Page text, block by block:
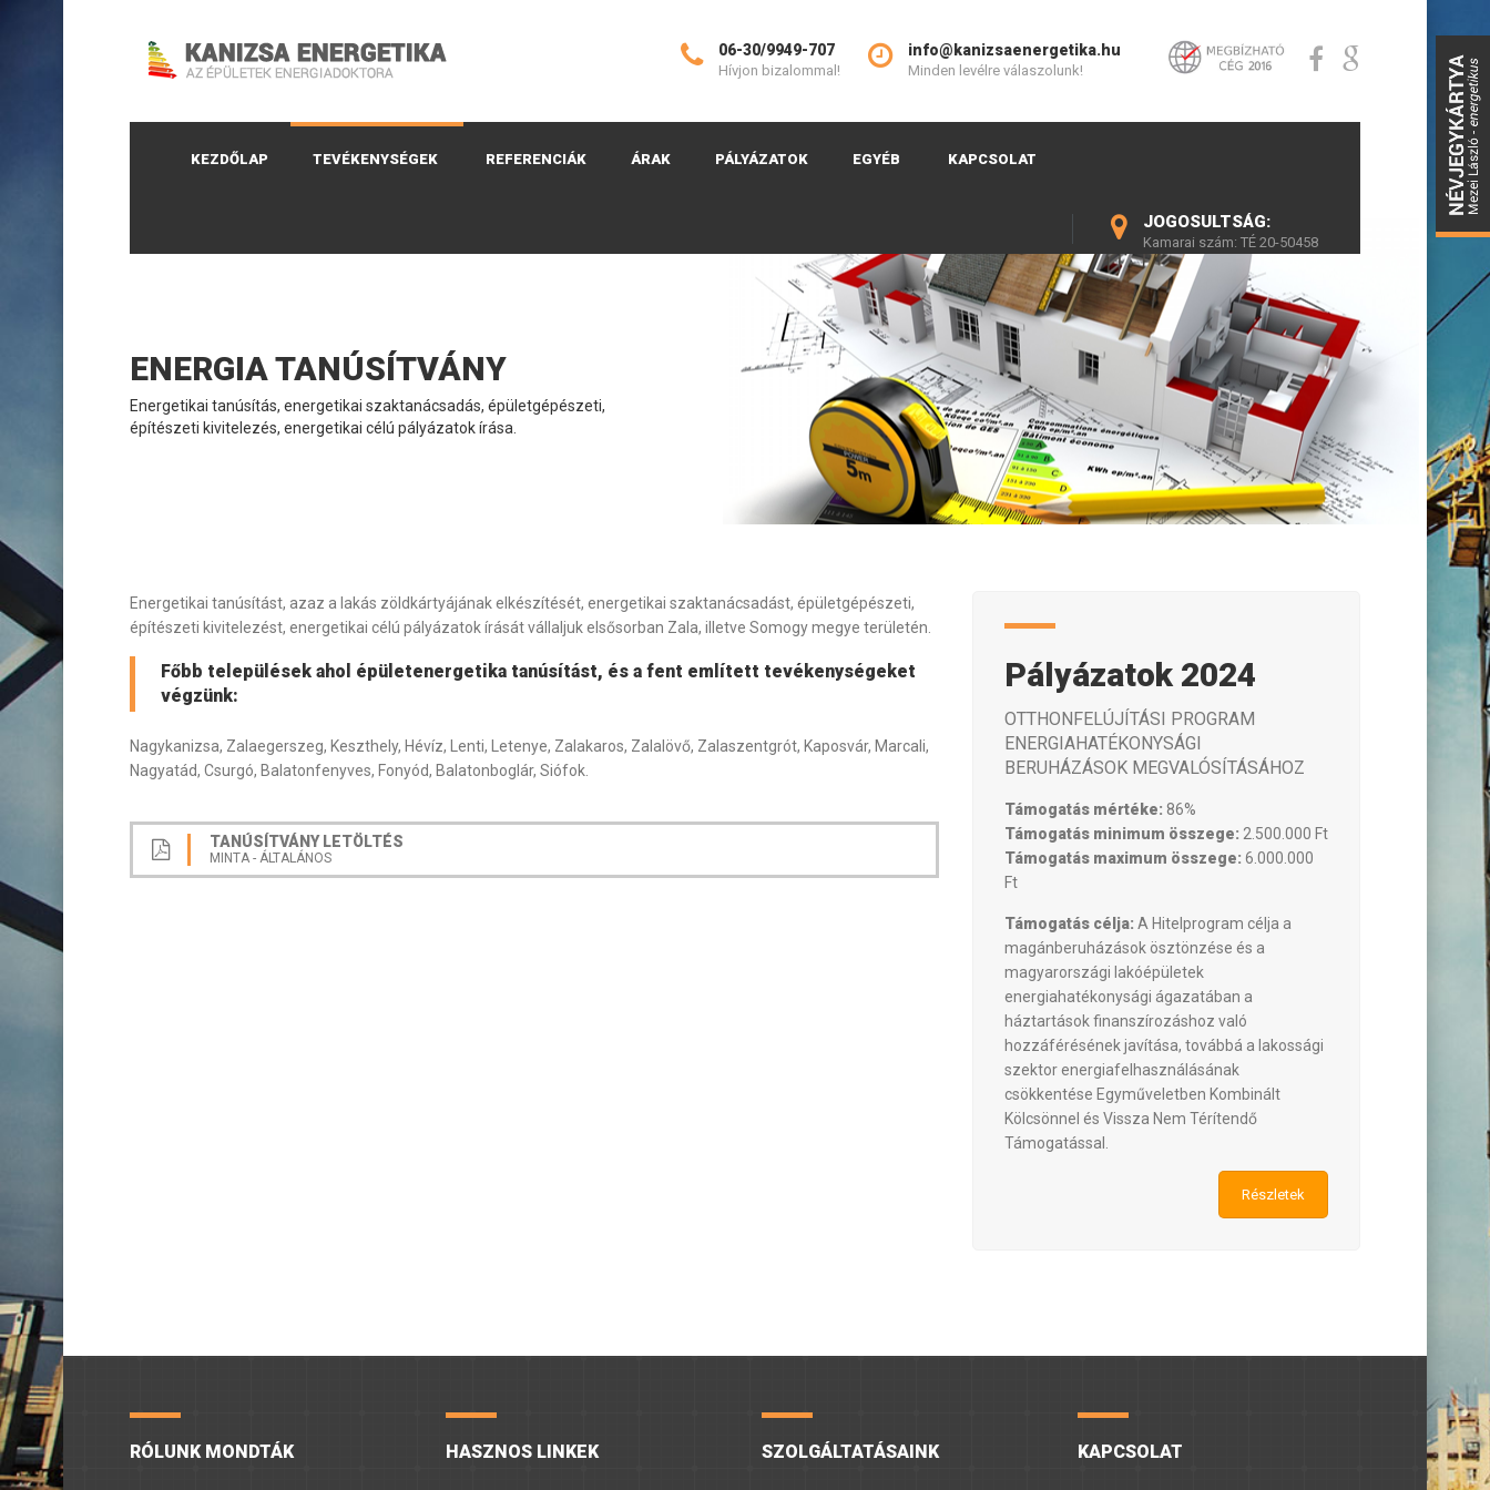
info@kanizsaenergetika.hu
Minden levélre válaszolunk!
06-30/9949-707
Hívjon bizalommal!
KEZDŐLAP TEVÉKENYSÉGEK REFERENCIÁK ÁRAK PÁLYÁZATOK EGYÉB KAPCSOLAT
JOGOSULTSÁG:
Kamarai szám: TÉ 20-50458
ENERGIA TANÚSÍTVÁNY
Energetikai tanúsítás, energetikai szaktanácsadás, épületgépészeti,
építészeti kivitelezés, energetikai célú pályázatok írása.
Energetikai tanúsítást, azaz a lakás zöldkártyájának elkészítését, energetikai szaktanácsadást, épületgépészeti,
építészeti kivitelezést, energetikai célú pályázatok írását vállaljuk elsősorban Zala, illetve Somogy megye területén.
Főbb települések ahol épületenergetika tanúsítást, és a fent említett tevékenységeket
végzünk:
Nagykanizsa, Zalaegerszeg, Keszthely, Hévíz, Lenti, Letenye, Zalakaros, Zalalövő, Zalaszentgrót, Kaposvár, Marcali,
Nagyatád, Csurgó, Balatonfenyves, Fonyód, Balatonboglár, Siófok.
TANÚSÍTVÁNY LETÖLTÉS
MINTA - ÁLTALÁNOS
Pályázatok 2024
OTTHONFELÚJÍTÁSI PROGRAM
ENERGIAHATÉKONYSÁGI
BERUHÁZÁSOK MEGVALÓSÍTÁSÁHOZ
Támogatás mértéke: 86%
Támogatás minimum összege: 2.500.000 Ft
Támogatás maximum összege: 6.000.000
Ft
Támogatás célja: A Hitelprogram célja a
magánberuházások ösztönzése és a
magyarországi lakóépületek
energiahatékonysági ágazatában a
háztartások finanszírozáshoz való
hozzáférésének javítása, továbbá a lakossági
szektor energiafelhasználásának
csökkentése Egyműveletben Kombinált
Kölcsönnel és Vissza Nem Térítendő
Támogatással.
Részletek
RÓLUNK MONDTÁK HASZNOS LINKEK SZOLGÁLTATÁSAINK KAPCSOLAT